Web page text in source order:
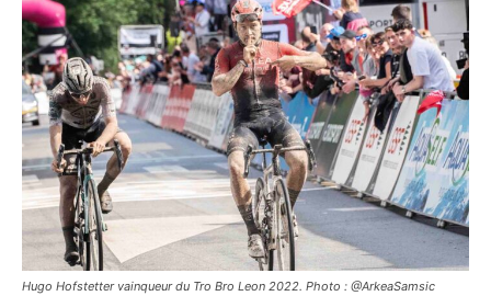
Hugo Hofstetter vainqueur du Tro Bro Leon 2022. Photo : @ArkeaSamsic